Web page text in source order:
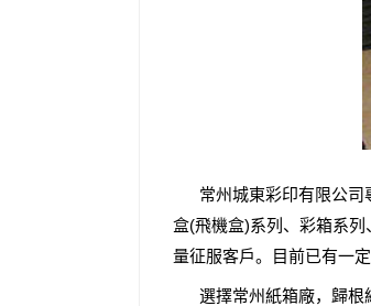
常州城東彩印有限公司
盒(飛機盒)系列、彩箱系
量征服客戶。目前已有一
選擇常州紙箱廠，歸根